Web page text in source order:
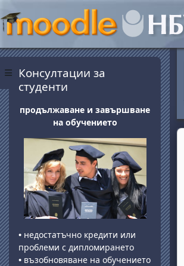
Panneau latéral
Blocs
Консултации за
студенти
продължаване и завършване
на обучението
• недостатъчно кредити или
проблеми с дипломирането
• възобновяване на обучението